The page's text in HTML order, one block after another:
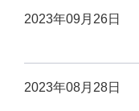
2023年09月26日
2023年08月28日